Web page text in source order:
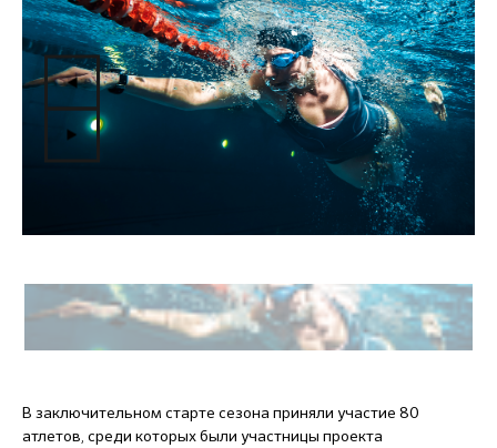
В заключительном старте сезона приняли участие 80
атлетов, среди которых были участницы проекта